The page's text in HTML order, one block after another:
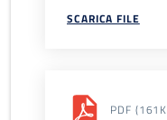
SCARICA FILE
PDF